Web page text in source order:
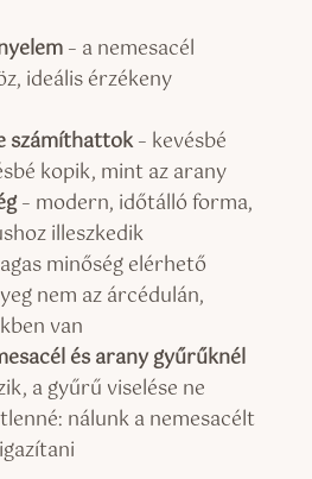
– a nemesacél
ideális érzékeny
számíthattok– kevésbé
kopik, mint az arany
– modern, időtálló forma,
illeszkedik
minőség elérhető
nem az árcédulán,
van
és arany gyűrűknél
a gyűrű viselése ne
nálunk a nemesacélt